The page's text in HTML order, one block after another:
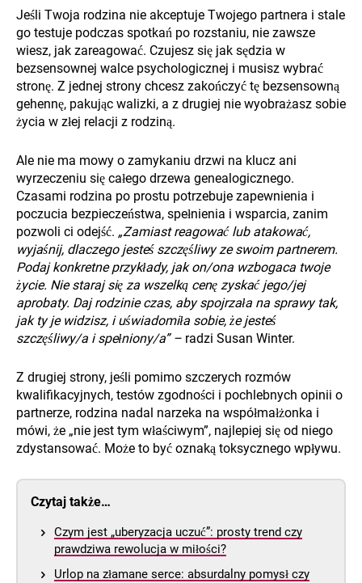
Jeśli Twoja rodzina nie akceptuje Twojego partnera i stale
go testuje podczas spotkań po rozstaniu, nie zawsze
wiesz, jak zareagować. Czujesz się jak sędzia w
bezsensownej walce psychologicznej i musisz wybrać
stronę. Z jednej strony chcesz zakończyć tę bezsensowną
gehennę, pakując walizki, a z drugiej nie wyobrażasz sobie
życia w złej relacji z rodziną.
Ale nie ma mowy o zamykaniu drzwi na klucz ani
wyrzeczeniu się całego drzewa genealogicznego.
Czasami rodzina po prostu potrzebuje zapewnienia i
poczucia bezpieczeństwa, spełnienia i wsparcia, zanim
pozwoli ci odejść. „Zamiast reagować lub atakować,
wyjaśnij, dlaczego jesteś szczęśliwy ze swoim partnerem.
Podaj konkretne przykłady, jak on/ona wzbogaca twoje
życie. Nie staraj się za wszelką cenę zyskać jego/jej
aprobaty. Daj rodzinie czas, aby spojrzała na sprawy tak,
jak ty je widzisz, i uświadomiła sobie, że jesteś
szczęśliwy/a i spełniony/a” – radzi Susan Winter.
Z drugiej strony, jeśli pomimo szczerych rozmów
kwalifikacyjnych, testów zgodności i pochlebnych opinii o
partnerze, rodzina nadal narzeka na współmałżonka i
mówi, że „nie jest tym właściwym”, najlepiej się od niego
zdystansować. Może to być oznaką toksycznego wpływu.
Czytaj także…
Czym jest „uberyzacja uczuć”: prosty trend czy
prawdziwa rewolucja w miłości?
Urlop na złamane serce: absurdalny pomysł czy